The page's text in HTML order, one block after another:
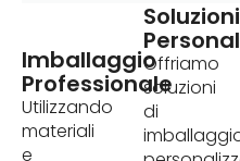
Imballaggio
Professionale
Utilizzando
materiali
e
Soluzioni
Offriamo
soluzioni
di